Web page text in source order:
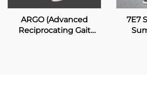
ARGO (Advanced
Reciprocating Gait
7E7